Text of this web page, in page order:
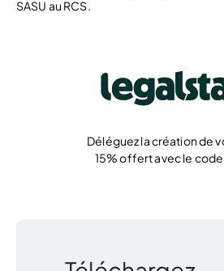
SASU au RCS.
Déléguez la création de
15% offert avec le code